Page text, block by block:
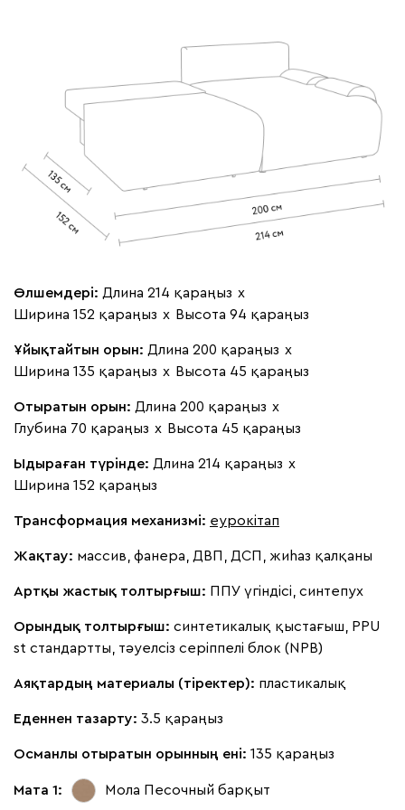
120 236 240
Мола
Жёлтый Синий Терракота
Ланза
100 130 690
Өлшемдері: Длина 214 қараңыз х
Ширина 152 қараңыз х Высота 94 қараңыз
Ұйықтайтын орын: Длина 200 қараңыз х
Ширина 135 қараңыз х Высота 45 қараңыз
Отыратын орын: Длина 200 қараңыз х
Глубина 70 қараңыз х Высота 45 қараңыз
Ыдыраған түрінде: Длина 214 қараңыз х
Ширина 152 қараңыз
Трансформация механизмі: еурокітап
Жақтау: массив, фанера, ДВП, ДСП, жиһаз қалқаны
Артқы жастық толтырғыш: ППУ үгіндісі, синтепух
Орындық толтырғыш: синтетикалық қыстағыш, PPU
st стандартты, тәуелсіз серіппелі блок (NPB)
Аяқтардың материалы (тіректер): пластикалық
Еденнен тазарту: 3.5 қараңыз
Османлы отыратын орынның ені: 135 қараңыз
Мата 1: Мола Песочный барқыт